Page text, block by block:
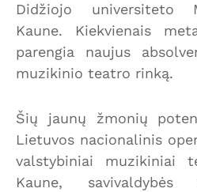
Didžiojo universiteto
Kaune. Kiekvienais
parengia naujus
muzikinio teatro rinką.
Šių jaunų žmonių
Lietuvos nacionalinis
valstybiniai muzikiniai
Kaune,